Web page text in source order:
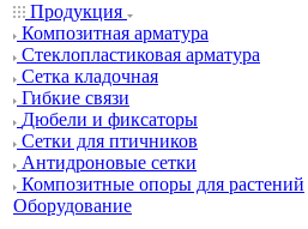
Продукция
Композитная арматура
Cтеклопластиковая арматура
Сетка кладочная
Гибкие связи
Дюбели и фиксаторы
Сетки для птичников
Антидроновые сетки
Композитные опоры для растений
Оборудование